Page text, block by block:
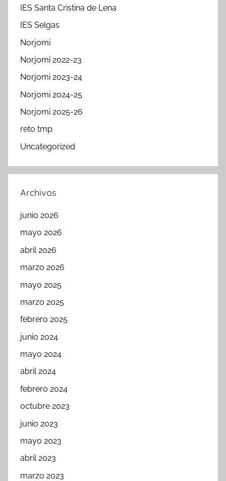
IES Santa Cristina de Lena
IES Selgas
Norjomi
Norjomi 2022-23
Norjomi 2023-24
Norjomi 2024-25
Norjomi 2025-26
reto tmp
Uncategorized
Archivos
junio 2026
mayo 2026
abril 2026
marzo 2026
mayo 2025
marzo 2025
febrero 2025
junio 2024
mayo 2024
abril 2024
febrero 2024
octubre 2023
junio 2023
mayo 2023
abril 2023
marzo 2023